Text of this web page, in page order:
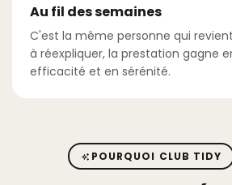
Au fil des semaines
C'est la même personne qui
à réexpliquer, la prestation gagne
efficacité et en sérénité.
POURQUOI CLUB TIDY